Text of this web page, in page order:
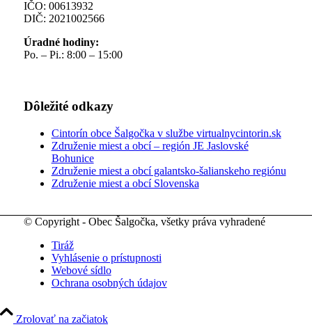
IČO: 00613932
DIČ: 2021002566
Úradné hodiny:
Po. – Pi.: 8:00 – 15:00
Dôležité odkazy
Cintorín obce Šalgočka v službe virtualnycintorin.sk
Združenie miest a obcí – región JE Jaslovské
Bohunice
Združenie miest a obcí galantsko-šalianskeho regiónu
Združenie miest a obcí Slovenska
© Copyright - Obec Šalgočka, všetky práva vyhradené
Tiráž
Vyhlásenie o prístupnosti
Webové sídlo
Ochrana osobných údajov
Zrolovať na začiatok